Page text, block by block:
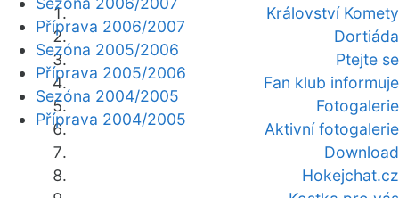
Království Komety
Dortiáda
Ptejte se
Fan klub informuje
Fotogalerie
Aktivní fotogalerie
Download
Hokejchat.cz
Příprava 2006/2007
Sezóna 2005/2006
Příprava 2005/2006
Sezóna 2004/2005
Příprava 2004/2005